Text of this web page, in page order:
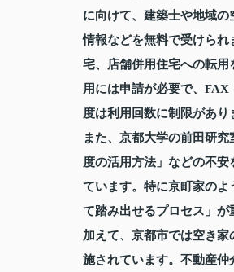
に向けて、建築士や地域
情報などを無料で受けら
宅、店舗併用住宅への転
用には申請が必要で、
度は利用回数に制限があり
また、京都大学の前田研
度の活用方法」などの不
ています。特に京町家の
て踏み出せるプロセス」が
加えて、京都市では空き
施されています。不動産